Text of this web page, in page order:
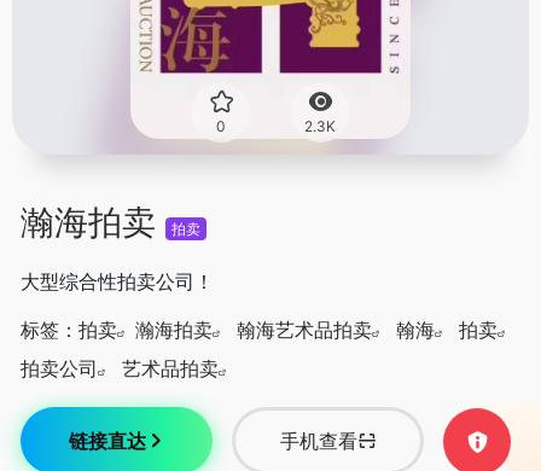
0 2.3K
瀚海拍卖 拍卖
大型综合性拍卖公司！
标签： 拍卖 瀚海拍卖 翰海艺术品拍卖 翰海
拍卖
拍卖公司
艺术品拍卖
链接直达 手机查看